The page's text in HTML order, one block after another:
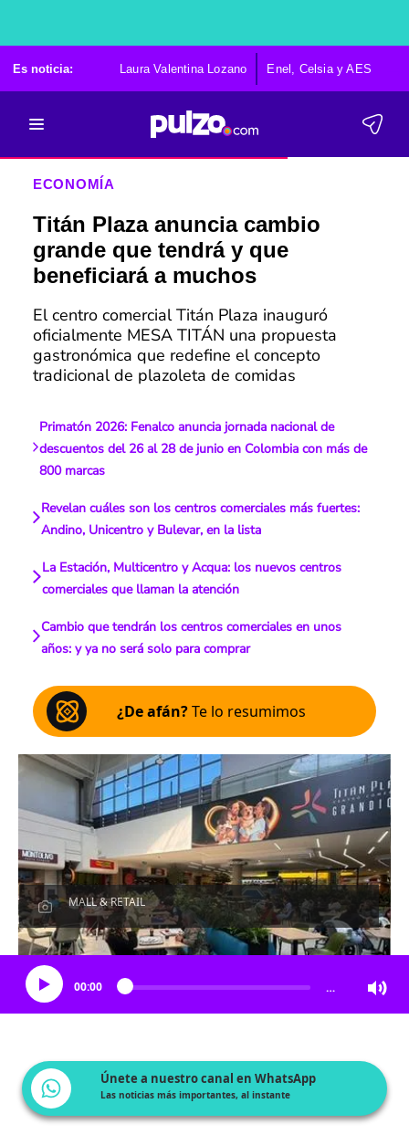
Es noticia: Laura Valentina Lozano Enel, Celsia y AES
ECONOMÍA
Titán Plaza anuncia cambio
grande que tendrá y que
beneficiará a muchos
El centro comercial Titán Plaza inauguró
oficialmente MESA TITÁN una propuesta
gastronómica que redefine el concepto
tradicional de plazoleta de comidas
Primatón 2026: Fenalco anuncia jornada nacional de
descuentos del 26 al 28 de junio en Colombia con más de
800 marcas
Revelan cuáles son los centros comerciales más fuertes:
Andino, Unicentro y Bulevar, en la lista
La Estación, Multicentro y Acqua: los nuevos centros
comerciales que llaman la atención
Cambio que tendrán los centros comerciales en unos
años: y ya no será solo para comprar
¿De afán?Te lo resumimos
MALL & RETAIL
Escucha el artículo
00:00 …
Únete a nuestro canal en WhatsApp
Las noticias más importantes, al instante